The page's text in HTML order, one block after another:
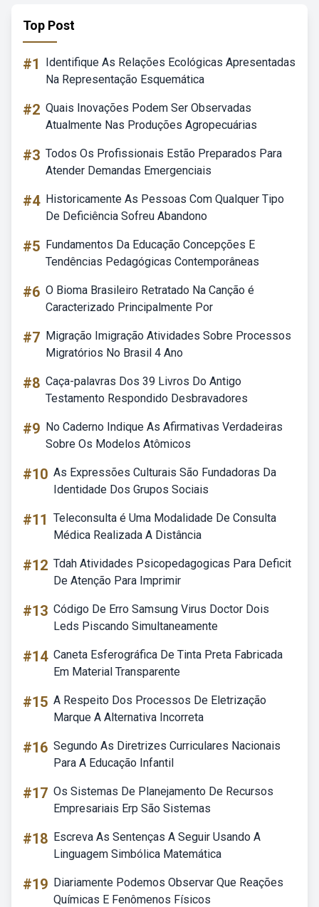
Top Post
#1
Identifique As Relações Ecológicas Apresentadas
Na Representação Esquemática
#2 Quais Inovações Podem Ser Observadas
Atualmente Nas Produções Agropecuárias
#3 Todos Os Profissionais Estão Preparados Para
Atender Demandas Emergenciais
#4 Historicamente As Pessoas Com Qualquer Tipo
De Deficiência Sofreu Abandono
#5 Fundamentos Da Educação Concepções E
Tendências Pedagógicas Contemporâneas
#6 O Bioma Brasileiro Retratado Na Canção é
Caracterizado Principalmente Por
#7 Migração Imigração Atividades Sobre Processos
Migratórios No Brasil 4 Ano
#8 Caça-palavras Dos 39 Livros Do Antigo
Testamento Respondido Desbravadores
#9 No Caderno Indique As Afirmativas Verdadeiras
Sobre Os Modelos Atômicos
#10 As Expressões Culturais São Fundadoras Da
Identidade Dos Grupos Sociais
#11 Teleconsulta é Uma Modalidade De Consulta
Médica Realizada A Distância
#12 Tdah Atividades Psicopedagogicas Para Deficit
De Atenção Para Imprimir
#13 Código De Erro Samsung Virus Doctor Dois
Leds Piscando Simultaneamente
#14 Caneta Esferográfica De Tinta Preta Fabricada
Em Material Transparente
#15 A Respeito Dos Processos De Eletrização
Marque A Alternativa Incorreta
#16 Segundo As Diretrizes Curriculares Nacionais
Para A Educação Infantil
#17 Os Sistemas De Planejamento De Recursos
Empresariais Erp São Sistemas
#18 Escreva As Sentenças A Seguir Usando A
Linguagem Simbólica Matemática
#19 Diariamente Podemos Observar Que Reações
Químicas E Fenômenos Físicos